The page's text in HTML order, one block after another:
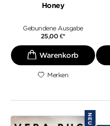
Honey
Gebundene Ausgabe
25,00 €*
Merken
NEU